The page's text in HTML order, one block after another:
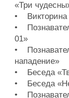
«Три
• Викторина
•
01»
•
нападение»
• Беседа
• Беседа
•